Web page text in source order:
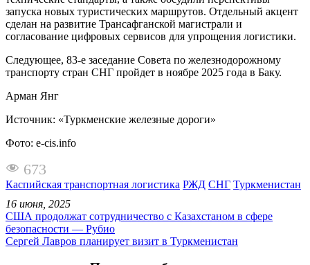
запуска новых туристических маршрутов. Отдельный акцент
сделан на развитие Трансафганской магистрали и
согласование цифровых сервисов для упрощения логистики.
Следующее, 83-е заседание Совета по железнодорожному
транспорту стран СНГ пройдет в ноябре 2025 года в Баку.
Арман Янг
Источник: «Туркменские железные дороги»
Фото: e-cis.info
673
Каспийская транспортная логистика РЖД СНГ Туркменистан
16 июня, 2025
США продолжат сотрудничество с Казахстаном в сфере
безопасности — Рубио
Сергей Лавров планирует визит в Туркменистан